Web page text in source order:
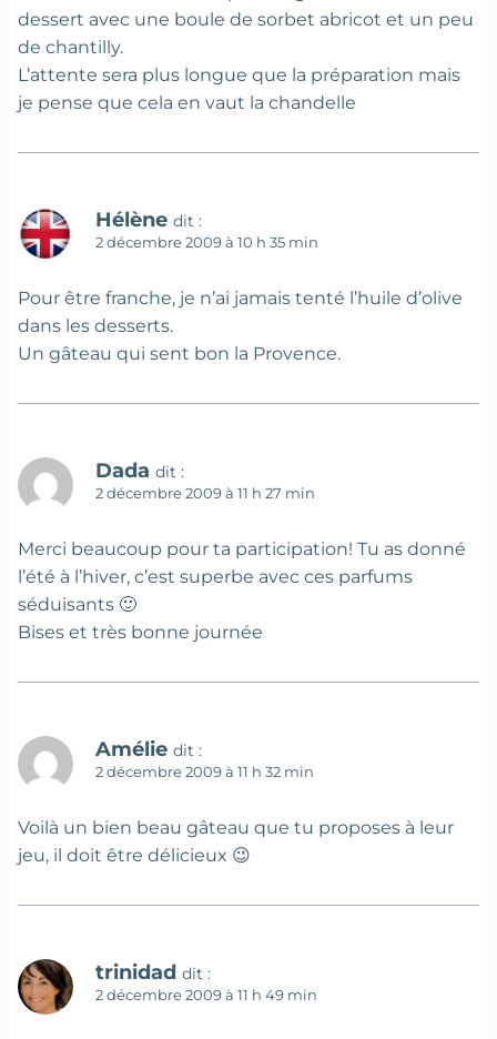
dessert avec une boule de sorbet abricot et un peu
de chantilly.
L’attente sera plus longue que la préparation mais
je pense que cela en vaut la chandelle
Hélène dit :
2 décembre 2009 à 10 h 35 min
Pour être franche, je n’ai jamais tenté l’huile d’olive
dans les desserts.
Un gâteau qui sent bon la Provence.
Dada dit :
2 décembre 2009 à 11 h 27 min
Merci beaucoup pour ta participation! Tu as donné
l’été à l’hiver, c’est superbe avec ces parfums
séduisants 🙂
Bises et très bonne journée
Amélie dit :
2 décembre 2009 à 11 h 32 min
Voilà un bien beau gâteau que tu proposes à leur
jeu, il doit être délicieux 😉
trinidad dit :
2 décembre 2009 à 11 h 49 min